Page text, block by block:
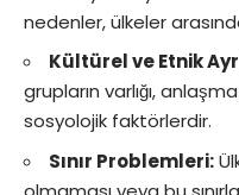
nedenler, ülkeler
Kültürel ve Etnik
grupların varlığı,
sosyolojik faktörlerdir.
Sınır Problemleri: